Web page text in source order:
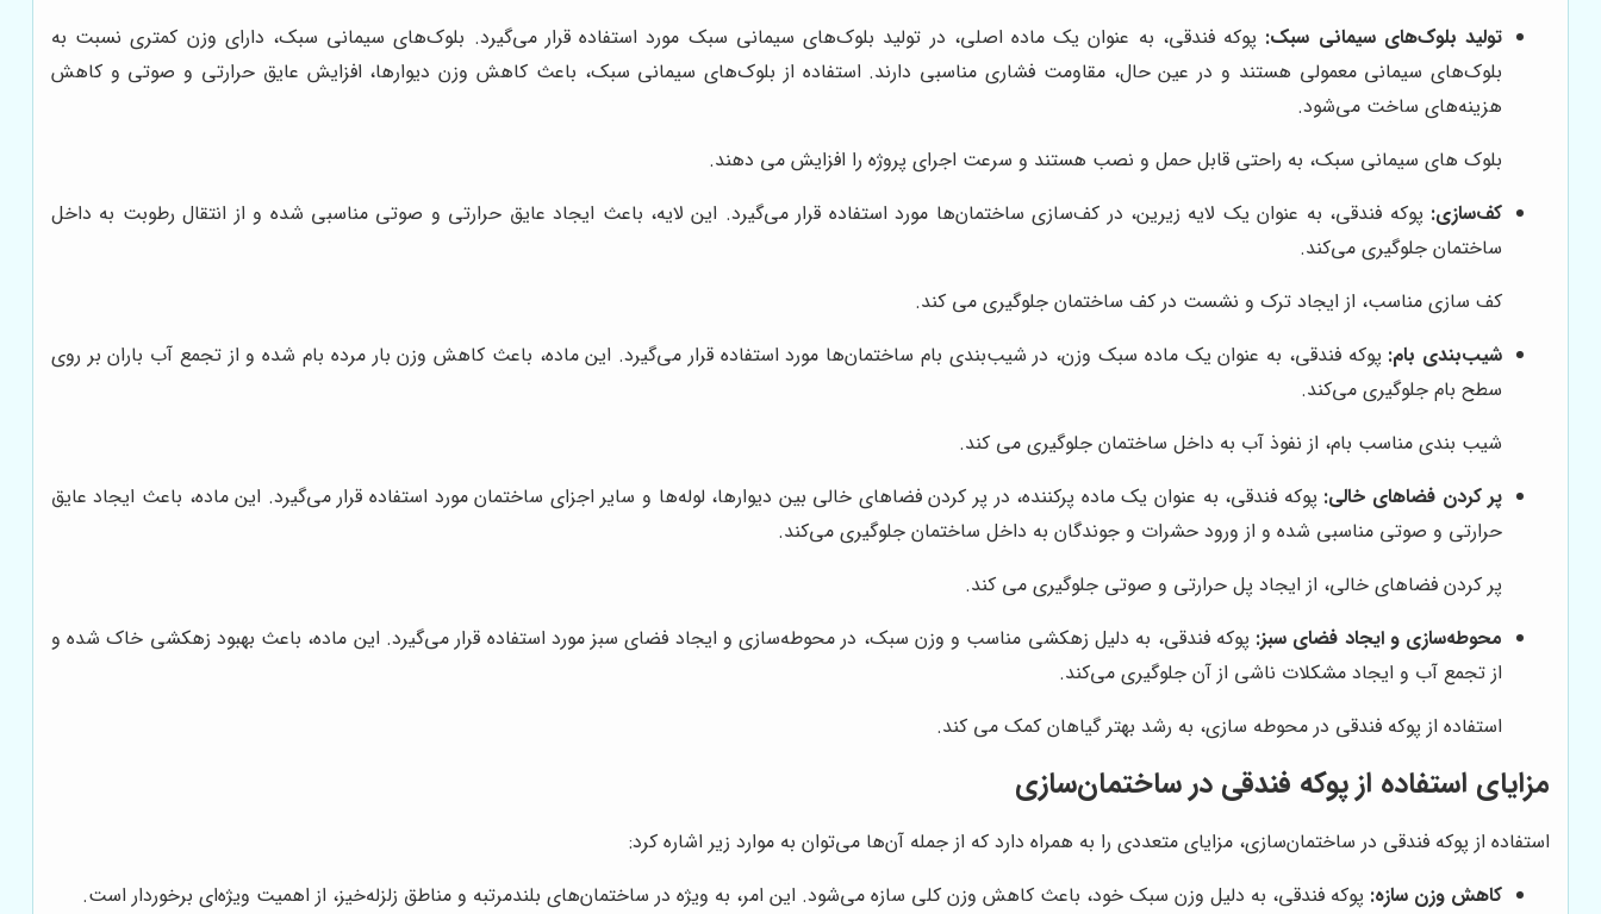
تولید بلوک‌های سیمانی سبک: پوکه فندقی، به عنوان یک ماده اصلی، در تولید بلوک‌های سیمانی سبک مورد استفاده قرار می‌گیرد. بلوک‌های سیمانی سبک، دارای وزن کمتری نسبت به
بلوک‌های سیمانی معمولی هستند و در عین حال، مقاومت فشاری مناسبی دارند. استفاده از بلوک‌های سیمانی سبک، باعث کاهش وزن دیوارها، افزایش عایق حرارتی و صوتی و کاهش
هزینه‌های ساخت می‌شود.
بلوک های سیمانی سبک، به راحتی قابل حمل و نصب هستند و سرعت اجرای پروژه را افزایش می دهند.
کف‌سازی: پوکه فندقی، به عنوان یک لایه زیرین، در کف‌سازی ساختمان‌ها مورد استفاده قرار می‌گیرد. این لایه، باعث ایجاد عایق حرارتی و صوتی مناسبی شده و از انتقال رطوبت به داخل
ساختمان جلوگیری می‌کند.
کف سازی مناسب، از ایجاد ترک و نشست در کف ساختمان جلوگیری می کند.
شیب‌بندی بام: پوکه فندقی، به عنوان یک ماده سبک وزن، در شیب‌بندی بام ساختمان‌ها مورد استفاده قرار می‌گیرد. این ماده، باعث کاهش وزن بار مرده بام شده و از تجمع آب باران بر روی
سطح بام جلوگیری می‌کند.
شیب بندی مناسب بام، از نفوذ آب به داخل ساختمان جلوگیری می کند.
پر کردن فضاهای خالی: پوکه فندقی، به عنوان یک ماده پرکننده، در پر کردن فضاهای خالی بین دیوارها، لوله‌ها و سایر اجزای ساختمان مورد استفاده قرار می‌گیرد. این ماده، باعث ایجاد عایق
حرارتی و صوتی مناسبی شده و از ورود حشرات و جوندگان به داخل ساختمان جلوگیری می‌کند.
پر کردن فضاهای خالی، از ایجاد پل حرارتی و صوتی جلوگیری می کند.
محوطه‌سازی و ایجاد فضای سبز: پوکه فندقی، به دلیل زهکشی مناسب و وزن سبک، در محوطه‌سازی و ایجاد فضای سبز مورد استفاده قرار می‌گیرد. این ماده، باعث بهبود زهکشی خاک شده و
از تجمع آب و ایجاد مشکلات ناشی از آن جلوگیری می‌کند.
استفاده از پوکه فندقی در محوطه سازی، به رشد بهتر گیاهان کمک می کند.
مزایای استفاده از پوکه فندقی در ساختمان‌سازی
استفاده از پوکه فندقی در ساختمان‌سازی، مزایای متعددی را به همراه دارد که از جمله آن‌ها می‌توان به موارد زیر اشاره کرد:
کاهش وزن سازه: پوکه فندقی، به دلیل وزن سبک خود، باعث کاهش وزن کلی سازه می‌شود. این امر، به ویژه در ساختمان‌های بلندمرتبه و مناطق زلزله‌خیز، از اهمیت ویژه‌ای برخوردار است.